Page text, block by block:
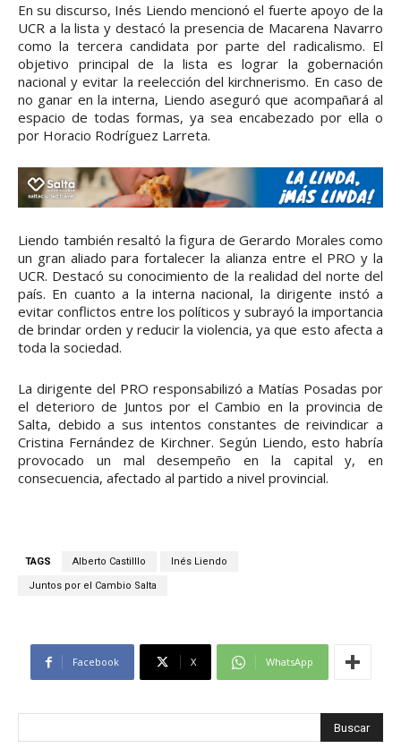
En su discurso, Inés Liendo mencionó el fuerte apoyo de la
UCR a la lista y destacó la presencia de Macarena Navarro
como la tercera candidata por parte del radicalismo. El
objetivo principal de la lista es lograr la gobernación
nacional y evitar la reelección del kirchnerismo. En caso de
no ganar en la interna, Liendo aseguró que acompañará al
espacio de todas formas, ya sea encabezado por ella o
por Horacio Rodríguez Larreta.
Liendo también resaltó la figura de Gerardo Morales como
un gran aliado para fortalecer la alianza entre el PRO y la
UCR. Destacó su conocimiento de la realidad del norte del
país. En cuanto a la interna nacional, la dirigente instó a
evitar conflictos entre los políticos y subrayó la importancia
de brindar orden y reducir la violencia, ya que esto afecta a
toda la sociedad.
La dirigente del PRO responsabilizó a Matías Posadas por
el deterioro de Juntos por el Cambio en la provincia de
Salta, debido a sus intentos constantes de reivindicar a
Cristina Fernández de Kirchner. Según Liendo, esto habría
provocado un mal desempeño en la capital y, en
consecuencia, afectado al partido a nivel provincial.
TAGS Alberto Castilllo Inés Liendo
Juntos por el Cambio Salta
Facebook X WhatsApp